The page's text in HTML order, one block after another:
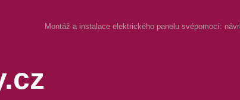
Montáž a instalace elektrického panelu svépomocí: